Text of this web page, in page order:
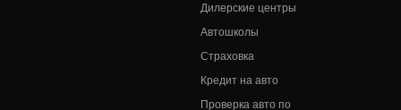
Дилерские центры
Автошколы
Страховка
Кредит на авто
Проверка авто по